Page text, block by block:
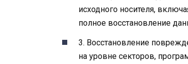
исходного носителя,
полное восстановление
3. Восстановление
на уровне секторов,